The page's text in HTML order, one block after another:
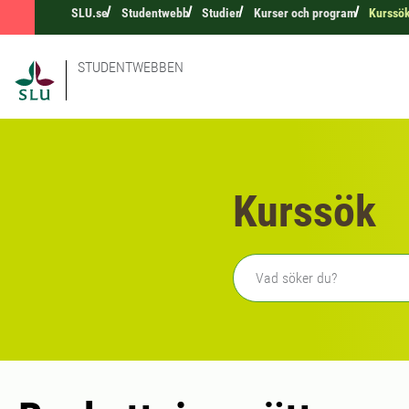
SLU.se Studentwebb Studier Kurser och program
STUDENTWEBBEN
Kurssök
Fritext sökning